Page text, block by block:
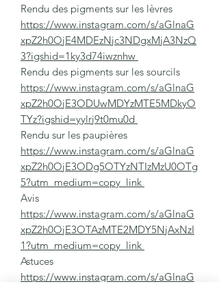
Rendu des pigments sur les lèvres
https://www.instagram.com/s/aGlnaG
xpZ2h0OjE4MDEzNjc3NDgxMjA3NzQ
3?igshid=1ky3d74iwznhw
Rendu des pigments sur les sourcils
https://www.instagram.com/s/aGlnaG
xpZ2h0OjE3ODUwMDYzMTE5MDkyO
TYz?igshid=yylrj9t0mu0d
Rendu sur les paupières
https://www.instagram.com/s/aGlnaG
xpZ2h0OjE3ODg5OTYzNTIzMzU0OTg
5?utm_medium=copy_link
Avis
https://www.instagram.com/s/aGlnaG
xpZ2h0OjE3OTAzMTE2MDY5NjAxNzI
1?utm_medium=copy_link
Astuces
https://www.instagram.com/s/aGlnaG